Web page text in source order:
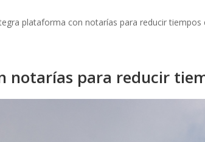
plataforma con notarías para reducir tiempos
para reducir